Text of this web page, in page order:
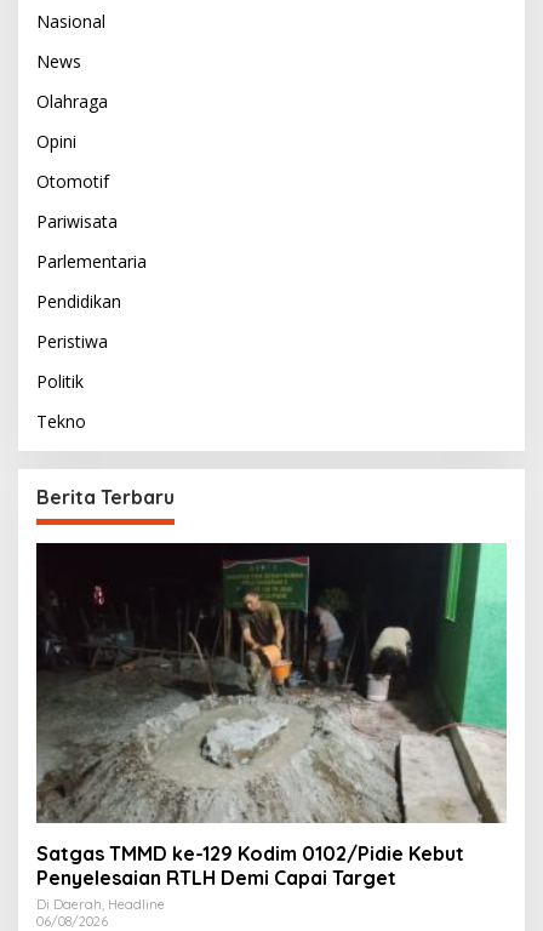
Nasional
News
Olahraga
Opini
Otomotif
Pariwisata
Parlementaria
Pendidikan
Peristiwa
Politik
Tekno
Berita Terbaru
Satgas TMMD ke-129 Kodim 0102/Pidie Kebut
Penyelesaian RTLH Demi Capai Target
Di Daerah, Headline
06/08/2026